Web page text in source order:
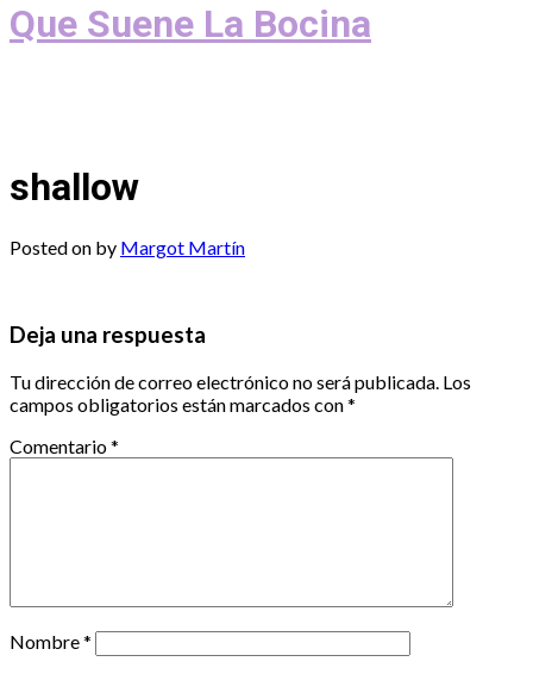
Que Suene La Bocina
shallow
Posted on by Margot Martín
Deja una respuesta
Tu dirección de correo electrónico no será publicada. Los
campos obligatorios están marcados con*
Comentario*
Nombre*